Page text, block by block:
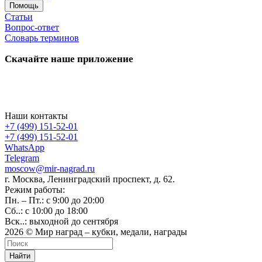
Помощь
Статьи
Вопрос-ответ
Словарь терминов
Скачайте наше приложение
Наши контакты
+7 (499) 151-52-01
+7 (499) 151-52-01
WhatsApp
Telegram
moscow@mir-nagrad.ru
г. Москва, Ленинградский проспект, д. 62.
Режим работы:
Пн. – Пт.: с 9:00 до 20:00
Сб..: с 10:00 до 18:00
Вск..: выходной до сентября
2026 © Мир наград – кубки, медали, награды
Найти